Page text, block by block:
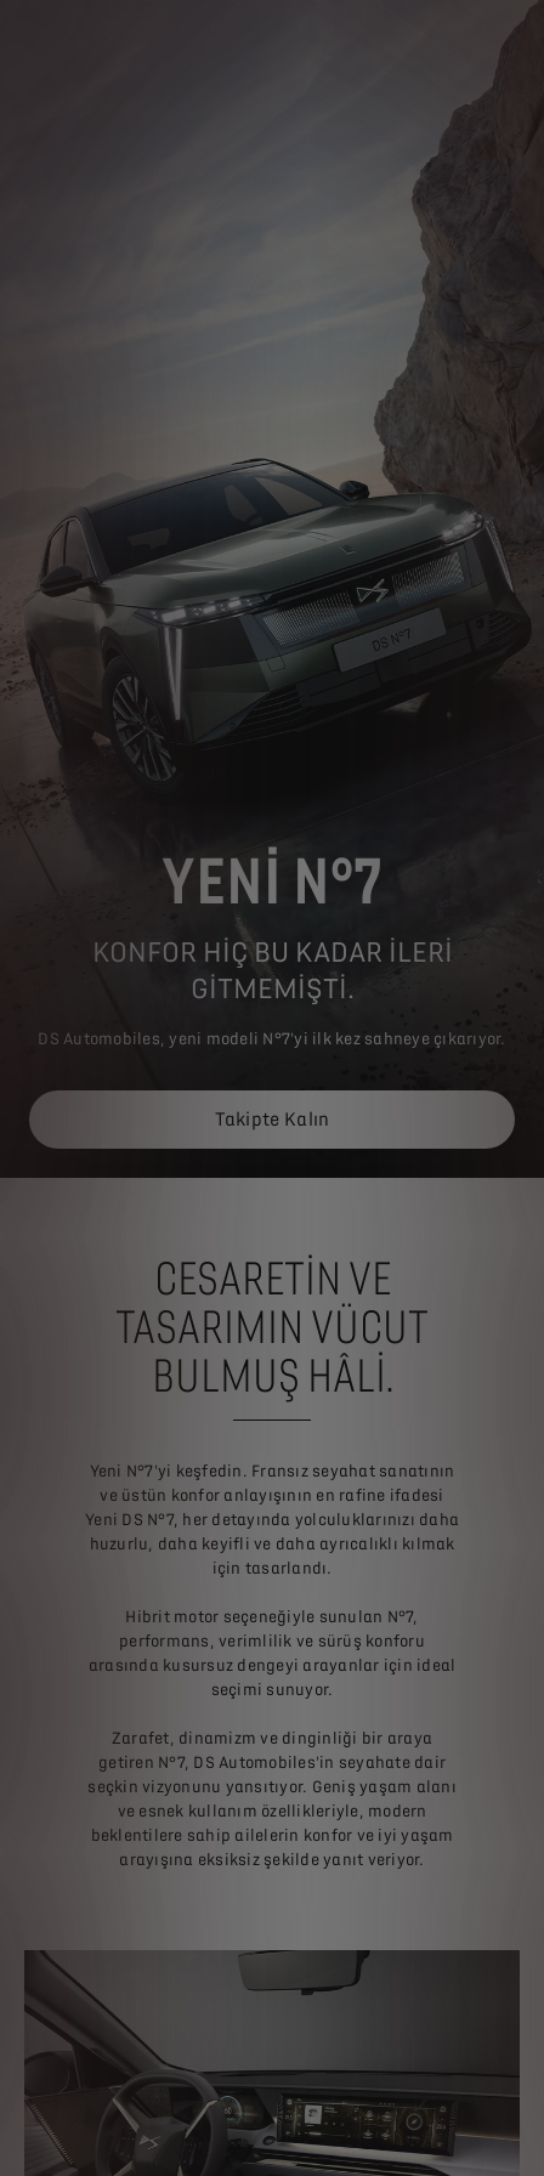
YENİ N°7
KONFOR HIÇ BU KADAR ILERI
GITMEMIŞTI.
DS Automobiles, yeni modeli N°7'yi ilk kez sahneye çıkarıyor.
Takipte Kalın
CESARETIN VE
TASARIMIN VÜCUT
BULMUŞ HÂLI.
Yeni N°7'yi keşfedin. Fransız seyahat sanatının
ve üstün konfor anlayışının en rafine ifadesi
Yeni DS N°7, her detayında yolculuklarınızı daha
huzurlu, daha keyifli ve daha ayrıcalıklı kılmak
için tasarlandı.
Hibrit motor seçeneğiyle sunulan N°7,
performans, verimlilik ve sürüş konforu
arasında kusursuz dengeyi arayanlar için ideal
seçimi sunuyor.
Zarafet, dinamizm ve dinginliği bir araya
getiren N°7, DS Automobiles'in seyahate dair
seçkin vizyonunu yansıtıyor. Geniş yaşam alanı
ve esnek kullanım özellikleriyle, modern
beklentilere sahip ailelerin konfor ve iyi yaşam
arayışına eksiksiz şekilde yanıt veriyor.